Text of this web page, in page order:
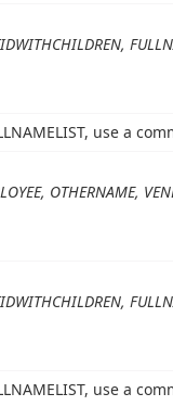
use a
OTHERNAME,
use a